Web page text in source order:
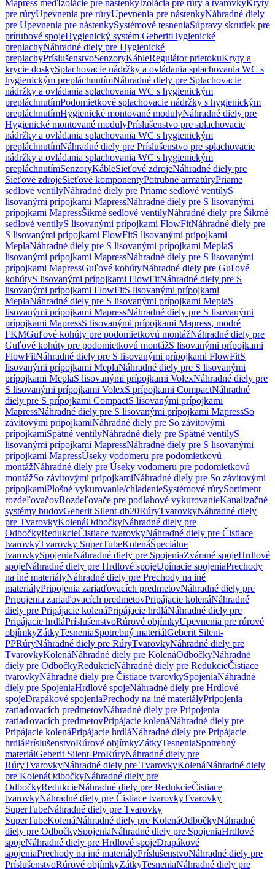
Mapress meďIzolácie pre nástenkyIzolácia pre rúry a tvarovkyKryty
pre rúryUpevnenia pre rúryUpevnenia pre nástenkyNáhradné diely
pre Upevnenia pre nástenkySystémové tesneniaSúpravy skrutiek pre
prírubové spojeHygienický systém GeberitHygienické
preplachyNáhradné diely pre Hygienické
preplachyPríslušenstvoSenzoryKábleRegulátor prietokuKryty a
krycie doskySplachovacie nádržky a ovládania splachovania WC s
hygienickým prepláchnutímNáhradné diely pre Splachovacie
nádržky a ovládania splachovania WC s hygienickým
prepláchnutímPodomietkové splachovacie nádržky s hygienickým
prepláchnutímHygienické montované modulyNáhradné diely pre
Hygienické montované modulyPríslušenstvo pre splachovacie
nádržky a ovládania splachovania WC s hygienickým
prepláchnutímNáhradné diely pre Príslušenstvo pre splachovacie
nádržky a ovládania splachovania WC s hygienickým
prepláchnutímSenzoryKábleSieťové zdrojeNáhradné diely pre
Sieťové zdrojeSieťové komponentyPotrubné armatúryPriame
sedlové ventilyNáhradné diely pre Priame sedlové ventilyS
lisovanými prípojkami MapressNáhradné diely pre S lisovanými
prípojkami MapressŠikmé sedlové ventilyNáhradné diely pre Šikmé
sedlové ventilyS lisovanými prípojkami FlowFitNáhradné diely pre
S lisovanými prípojkami FlowFitS lisovanými prípojkami
MeplaNáhradné diely pre S lisovanými prípojkami MeplaS
lisovanými prípojkami MapressNáhradné diely pre S lisovanými
prípojkami MapressGuľové kohútyNáhradné diely pre Guľové
kohútyS lisovanými prípojkami FlowFitNáhradné diely pre S
lisovanými prípojkami FlowFitS lisovanými prípojkami
MeplaNáhradné diely pre S lisovanými prípojkami MeplaS
lisovanými prípojkami MapressNáhradné diely pre S lisovanými
prípojkami MapressS lisovanými prípojkami Mapress, modré
FKMGuľové kohúty pre podomietkovú montážNáhradné diely pre
Guľové kohúty pre podomietkovú montážS lisovanými prípojkami
FlowFitNáhradné diely pre S lisovanými prípojkami FlowFitS
lisovanými prípojkami MeplaNáhradné diely pre S lisovanými
prípojkami MeplaS lisovanými prípojkami VolexNáhradné diely pre
S lisovanými prípojkami VolexS prípojkami CompactNáhradné
diely pre S prípojkami CompactS lisovanými prípojkami
MapressNáhradné diely pre S lisovanými prípojkami MapressSo
závitovými prípojkamiNáhradné diely pre So závitovými
prípojkamiSpätné ventilyNáhradné diely pre Spätné ventilyS
lisovanými prípojkami MapressNáhradné diely pre S lisovanými
prípojkami MapressÚseky vodomeru pre podomietkovú
montážNáhradné diely pre Úseky vodomeru pre podomietkovú
montážSo závitovými prípojkamiNáhradné diely pre So závitovými
prípojkamiPlošné vykurovanie/chladenieSystémové rúrySortiment
rozdeľovačovRozdeľovače pre podlahové vykurovanieKanalizačné
systémy budovGeberit Silent-db20RúryTvarovkyNáhradné diely
pre TvarovkyKolenáOdbočkyNáhradné diely pre
OdbočkyRedukcieČistiace tvarovkyNáhradné diely pre Čistiace
tvarovkyTvarovky SuperTubeKolenáŠpeciálne
tvarovkySpojeniaNáhradné diely pre SpojeniaZvárané spojeHrdlové
spojeNáhradné diely pre Hrdlové spojeUpínacie spojeniaPrechody
na iné materiályNáhradné diely pre Prechody na iné
materiályPripojenia zariaďovacích predmetovNáhradné diely pre
Pripojenia zariaďovacích predmetovPripájacie kolenáNáhradné
diely pre Pripájacie kolenáPripájacie hrdláNáhradné diely pre
Pripájacie hrdláPríslušenstvoRúrové objímkyUpevnenia pre rúrové
objímkyZátkyTesneniaSpotrebný materiálGeberit Silent-
PPRúryNáhradné diely pre RúryTvarovkyNáhradné diely pre
TvarovkyKolenáNáhradné diely pre KolenáOdbočkyNáhradné
diely pre OdbočkyRedukcieNáhradné diely pre RedukcieČistiace
tvarovkyNáhradné diely pre Čistiace tvarovkySpojeniaNáhradné
diely pre SpojeniaHrdlové spojeNáhradné diely pre Hrdlové
spojeDrapákové spojeniaPrechody na iné materiályPripojenia
zariaďovacích predmetovNáhradné diely pre Pripojenia
zariaďovacích predmetovPripájacie kolenáNáhradné diely pre
Pripájacie kolenáPripájacie hrdláNáhradné diely pre Pripájacie
hrdláPríslušenstvoRúrové objímkyZátkyTesneniaSpotrebný
materiálGeberit Silent-ProRúryNáhradné diely pre
RúryTvarovkyNáhradné diely pre TvarovkyKolenáNáhradné diely
pre KolenáOdbočkyNáhradné diely pre
OdbočkyRedukcieNáhradné diely pre RedukcieČistiace
tvarovkyNáhradné diely pre Čistiace tvarovkyTvarovky
SuperTubeNáhradné diely pre Tvarovky
SuperTubeKolenáNáhradné diely pre KolenáOdbočkyNáhradné
diely pre OdbočkySpojeniaNáhradné diely pre SpojeniaHrdlové
spojeNáhradné diely pre Hrdlové spojeDrapákové
spojeniaPrechody na iné materiályPríslušenstvoNáhradné diely pre
PríslušenstvoRúrové objímkyZátkyTesneniaNáhradné diely pre